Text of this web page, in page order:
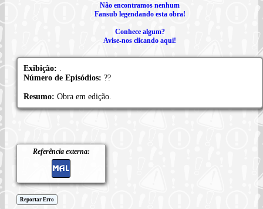
Não encontramos nenhum
Fansub legendando esta obra!
Conhece algum?
Avise-nos clicando aqui!
Exibição:
Número de Episódios: ??
Resumo: Obra em edição.
Referência externa:
Reportar Erro